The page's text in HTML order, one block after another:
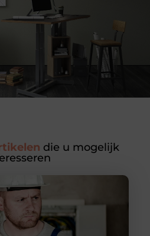
die u mogelijk